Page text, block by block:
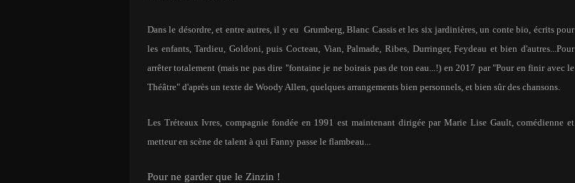
Dans le désordre, et entre autres, il y eu Grumberg, Blanc Cassis et les six jardinières, un conte bio, écrits pour
les enfants, Tardieu, Goldoni, puis Cocteau, Vian, Palmade, Ribes, Durringer, Feydeau et bien d'autres...Pour
arrêter totalement (mais ne pas dire "fontaine je ne boirais pas de ton eau...!) en 2017 par "Pour en finir avec le
Théâtre" d'après un texte de Woody Allen, quelques arrangements bien personnels, et bien sûr des chansons.
Les Tréteaux Ivres, compagnie fondée en 1991 est maintenant dirigée par Marie Lise Gault, comédienne et
metteur en scène de talent à qui Fanny passe le flambeau...
Pour ne garder que le Zinzin !